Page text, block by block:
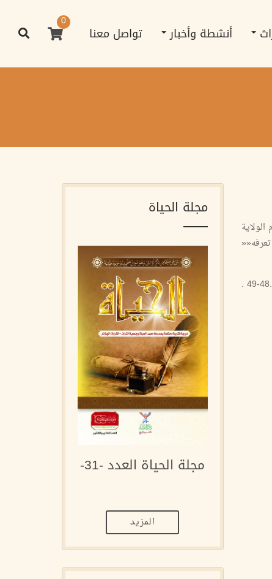
أنشطة وأخبار تواصل معنا
0
ويذهب الشمَاخي إلى أن من والى على الدين فقد حرزه وحفظه. المصادر: . الجناويي: الوضع؛ء .30 . عمرو بن جميع: مقدّمة التوحيك .48-49 .
مجلة الحياة
مجلة الحياة العدد -31-
المزيد